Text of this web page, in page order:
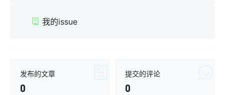
我的issue
发布的文章
0
提交的评论
0